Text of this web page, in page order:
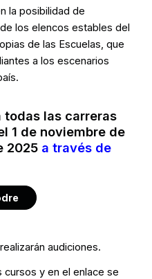
la posibilidad de
los elencos estables del
de las Escuelas, que
a los escenarios
todas las carreras
1 de noviembre de
2025 a través de
audiciones.
cursos y en el enlace se